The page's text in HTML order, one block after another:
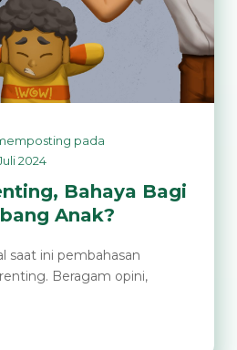
pada
2024
Bahaya Bagi
Anak?
saat ini pembahasan
Beragam opini,